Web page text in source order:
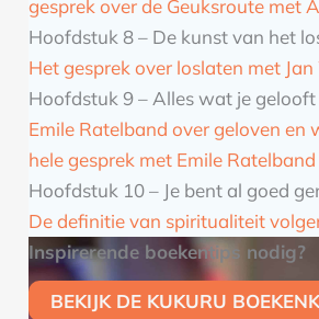
gesprek over de Geuksroute met
Hoofdstuk 8 – De kunst van het
Het gesprek over loslaten met
Hoofdstuk 9 – Alles wat je gelooft
Emile Ratelband over geloven en
hele gesprek met Emile Ratelband
Hoofdstuk 10 – Je bent al goed
De definitie van spiritualiteit
Inspirerende boekentips nodig?
BEKIJK DE KUKURU